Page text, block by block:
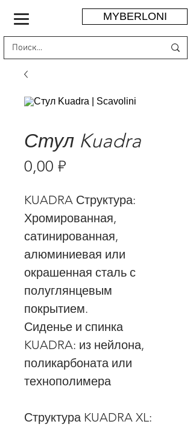
MYBERLONI
Стул Kuadra
0,00 ₽
KUADRA Структура:
Хромированная,
сатинированная,
алюминиевая или
окрашенная сталь с
полуглянцевым
покрытием.
Сиденье и спинка
KUADRA: из нейлона,
поликарбоната или
технополимера
Структура KUADRA XL: